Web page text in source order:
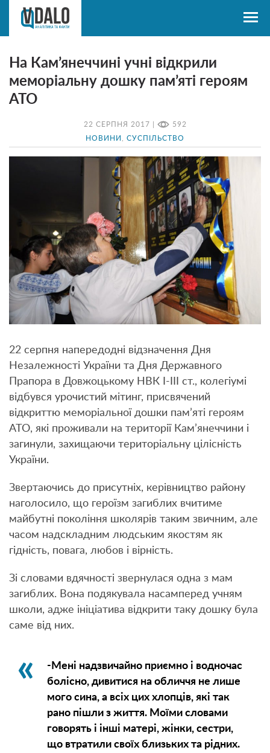
22 СЕРПНЯ 2017 | 592
НОВИНИ СУСПІЛЬСТВО
На Кам’янеччині учні відкрили
меморіальну дошку пам’яті героям
АТО
22 серпня напередодні відзначення Дня
Незалежності України та Дня Державного
Прапора в Довжоцькому НВК I-III ст., колегіумі
відбувся урочистий мітинг, присвячений
відкриттю меморіальної дошки пам’яті героям
АТО, які проживали на території Кам’янеччини і
загинули, захищаючи територіальну цілісність
України.
Звертаючись до присутніх, керівництво району
наголосило, що героїзм загиблих вчитиме
майбутні покоління школярів таким звичним, але
часом надскладним людським якостям як
гідність, повага, любов і вірність.
Зі словами вдячності звернулася одна з мам
загиблих. Вона подякувала насамперед учням
школи, адже ініціатива відкрити таку дошку була
саме від них.
-Мені надзвичайно приємно і водночас
болісно, дивитися на обличчя не лише
мого сина, а всіх цих хлопців, які так
рано пішли з життя. Моїми словами
говорять і інші матері, жінки, сестри,
що втратили своїх близьких та рідних.